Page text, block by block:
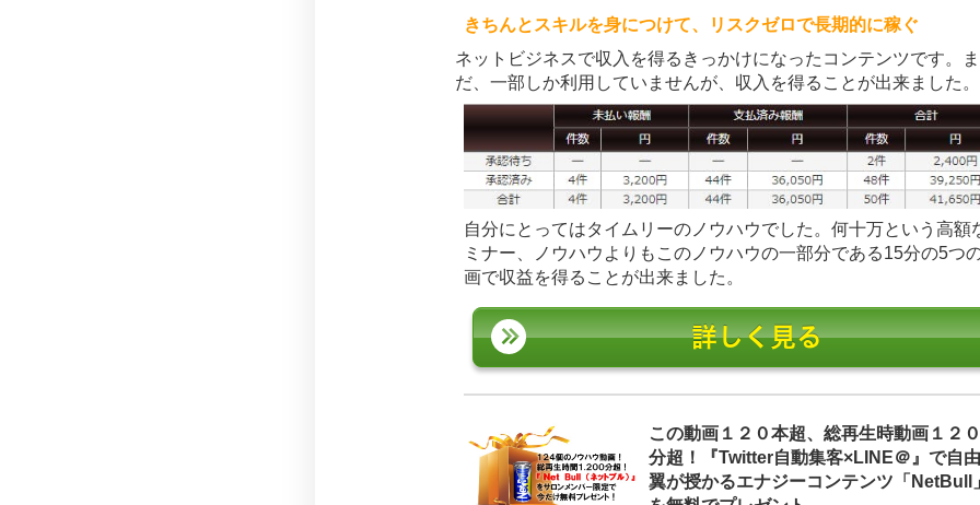
きちんとスキルを身につけて、リスクゼロで長期的に稼ぐ
ネットビジネスで収入を得るきっかけになったコンテンツです。ま
だ、一部しか利用していませんが、収入を得ることが出来ました。
自分にとってはタイムリーのノウハウでした。何十万という高額
ミナー、ノウハウよりもこのノウハウの一部分である15分の5つ
画で収益を得ることが出来ました。
詳しく見る
この動画１２０本超、総再生時動画１２
分超！『Twitter自動集客×LINE＠』で自
翼が授かるエナジーコンテンツ「NetBull